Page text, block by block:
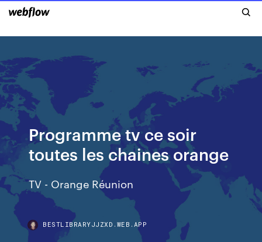
Programme tv ce soir
toutes les chaines orange
TV - Orange Réunion
BESTLIBRARYJJZXD.WEB.APP